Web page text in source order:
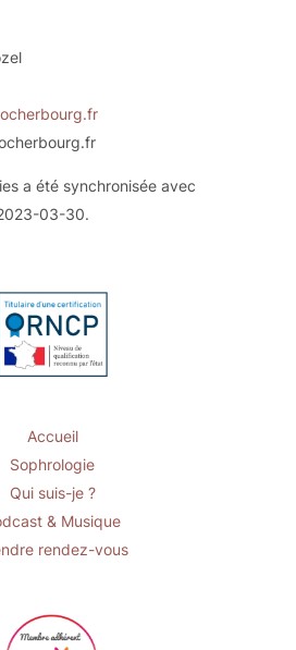
a été synchronisée avec
03-30.
Accueil
Sophrologie
Qui suis-je ?
& Musique
rendez-vous